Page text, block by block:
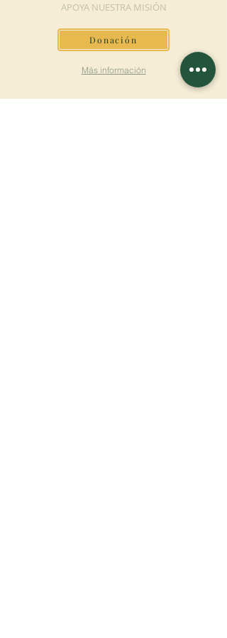
APOYA NUESTRA MISIÓN
Donación
Más información